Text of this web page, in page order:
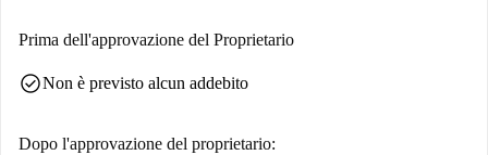
Prima dell'approvazione del Proprietario
check_circleNon è previsto alcun addebito
Dopo l'approvazione del proprietario: